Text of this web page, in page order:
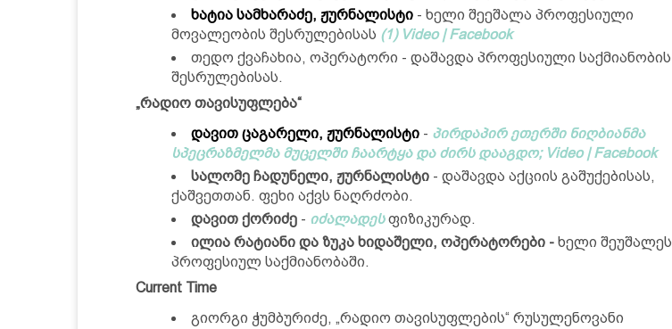
ხატია სამხარაძე, ჟურნალისტი - ხელი შეეშალა პროფესიული
მოვალეობის შესრულებისას (1) Video | Facebook
თედო ქვაჩახია, ოპერატორი - დაშავდა პროფესიული საქმიანობის
შესრულებისას.
„რადიო თავისუფლება“
დავით ცაგარელი, ჟურნალისტი - პირდაპირ ეთერში ნიღბიანმა
სპეცრაზმელმა მუცელში ჩაარტყა და ძირს დააგდო; Video | Facebook
სალომე ჩადუნელი, ჟურნალისტი - დაშავდა აქციის გაშუქებისას,
ქაშვეთთან. ფეხი აქვს ნაღრძობი.
დავით ქორიძე - იძალადესფიზიკურად.
ილია რატიანი და ზუკა ხიდაშელი, ოპერატორები - ხელი შეუშალეს
პროფესიულ საქმიანობაში.
Current Time
გიორგი ჭუმბურიძე, „რადიო თავისუფლების“ რუსულენოვანი